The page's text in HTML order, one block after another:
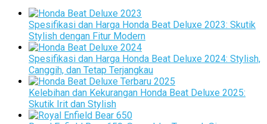
Spesifikasi dan Harga Honda Beat Deluxe 2023: Skutik
Stylish dengan Fitur Modern
Spesifikasi dan Harga Honda Beat Deluxe 2024: Stylish,
Canggih, dan Tetap Terjangkau
Kelebihan dan Kekurangan Honda Beat Deluxe 2025:
Skutik Irit dan Stylish